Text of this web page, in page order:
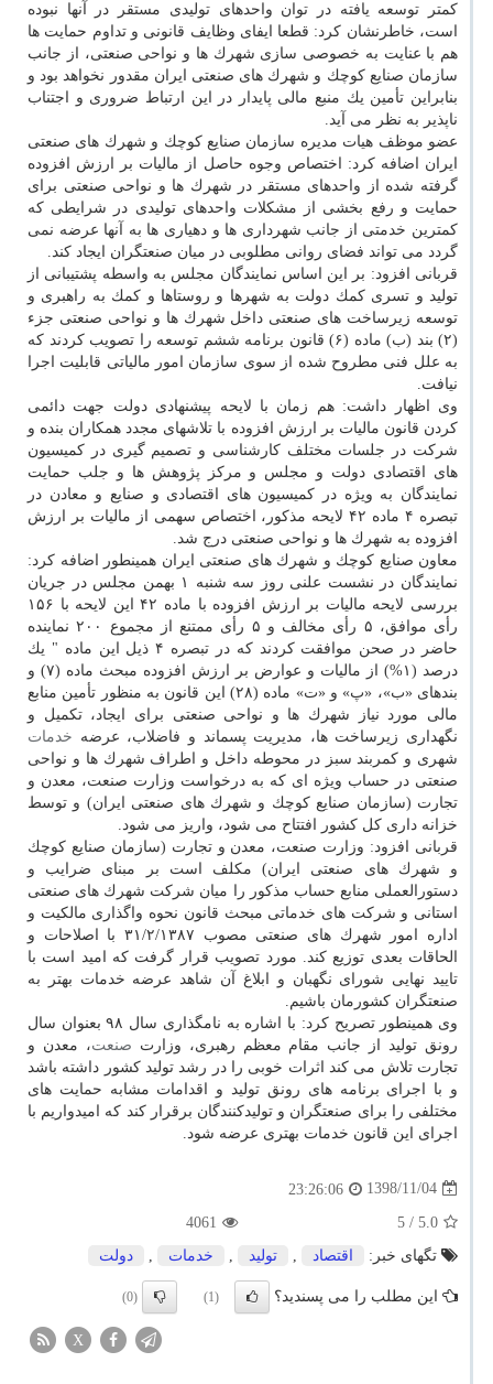
كمتر توسعه یافته در توان واحدهای تولیدی مستقر در آنها نبوده
است، خاطرنشان كرد: قطعا ایفای وظایف قانونی و تداوم حمایت ها
هم با عنایت به خصوصی سازی شهرك ها و نواحی صنعتی، از جانب
سازمان صنایع كوچك و شهرك های صنعتی ایران مقدور نخواهد بود و
بنابراین تأمین یك منبع مالی پایدار در این ارتباط ضروری و اجتناب
ناپذیر به نظر می آید.
عضو موظف هیات مدیره سازمان صنایع كوچك و شهرك های صنعتی
ایران اضافه كرد: اختصاص وجوه حاصل از مالیات بر ارزش افزوده
گرفته شده از واحدهای مستقر در شهرك ها و نواحی صنعتی برای
حمایت و رفع بخشی از مشكلات واحدهای تولیدی در شرایطی كه
كمترین خدمتی از جانب شهرداری ها و دهیاری ها به آنها عرضه نمی
گردد می تواند فضای روانی مطلوبی در میان صنعتگران ایجاد كند.
قربانی افزود: بر این اساس نمایندگان مجلس به واسطه پشتیبانی از
تولید و تسری كمك دولت به شهرها و روستاها و كمك به راهبری و
توسعه زیرساخت های صنعتی داخل شهرك ها و نواحی صنعتی جزء
(۲) بند (ب) ماده (۶) قانون برنامه ششم توسعه را تصویب كردند كه
به علل فنی مطروح شده از سوی سازمان امور مالیاتی قابلیت اجرا
نیافت.
وی اظهار داشت: هم زمان با لایحه پیشنهادی دولت جهت دائمی
كردن قانون مالیات بر ارزش افزوده با تلاشهای مجدد همكاران بنده و
شركت در جلسات مختلف كارشناسی و تصمیم گیری در كمیسیون
های اقتصادی دولت و مجلس و مركز پژوهش ها و جلب حمایت
نمایندگان به ویژه در كمیسیون های اقتصادی و صنایع و معادن در
تبصره ۴ ماده ۴۲ لایحه مذكور، اختصاص سهمی از مالیات بر ارزش
افزوده به شهرك ها و نواحی صنعتی درج شد.
معاون صنایع كوچك و شهرك های صنعتی ایران همینطور اضافه كرد:
نمایندگان در نشست علنی روز سه شنبه ۱ بهمن مجلس در جریان
بررسی لایحه مالیات بر ارزش افزوده با ماده ۴۲ این لایحه با ۱۵۶
رأی موافق، ۵ رأی مخالف و ۵ رأی ممتنع از مجموع ۲۰۰ نماینده
حاضر در صحن موافقت كردند كه در تبصره ۴ ذیل این ماده " یك
درصد (۱%) از مالیات و عوارض بر ارزش افزوده مبحث ماده (۷) و
بندهای «ب»، «پ» و «ت» ماده (۲۸) این قانون به منظور تأمین منابع
مالی مورد نیاز شهرك ها و نواحی صنعتی برای ایجاد، تكمیل و
نگهداری زیرساخت ها، مدیریت پسماند و فاضلاب، عرضه خدمات
شهری و كمربند سبز در محوطه داخل و اطراف شهرك ها و نواحی
صنعتی در حساب ویژه ای كه به درخواست وزارت صنعت، معدن و
تجارت (سازمان صنایع كوچك و شهرك های صنعتی ایران) و توسط
خزانه داری كل كشور افتتاح می شود، واریز می شود.
قربانی افزود: وزارت صنعت، معدن و تجارت (سازمان صنایع كوچك
و شهرك های صنعتی ایران) مكلف است بر مبنای ضرایب و
دستورالعملی منابع حساب مذكور را میان شركت شهرك های صنعتی
استانی و شركت های خدماتی مبحث قانون نحوه واگذاری مالكیت و
اداره امور شهرك های صنعتی مصوب ۳۱/۲/۱۳۸۷ با اصلاحات و
الحاقات بعدی توزیع كند. مورد تصویب قرار گرفت كه امید است با
تایید نهایی شورای نگهبان و ابلاغ آن شاهد عرضه خدمات بهتر به
صنعتگران كشورمان باشیم.
وی همینطور تصریح كرد: با اشاره به نامگذاری سال ۹۸ بعنوان سال
رونق تولید از جانب مقام معظم رهبری، وزارت صنعت، معدن و
تجارت تلاش می كند اثرات خوبی را در رشد تولید كشور داشته باشد
و با اجرای برنامه های رونق تولید و اقدامات مشابه حمایت های
مختلفی را برای صنعتگران و تولیدكنندگان برقرار كند كه امیدواریم با
اجرای این قانون خدمات بهتری عرضه شود.
1398/11/04
23:26:06
5.0
/ 5
4061
تگهای خبر:
اقتصاد , تولید , خدمات , دولت
این مطلب را می پسندید؟ (1)
(0)
X